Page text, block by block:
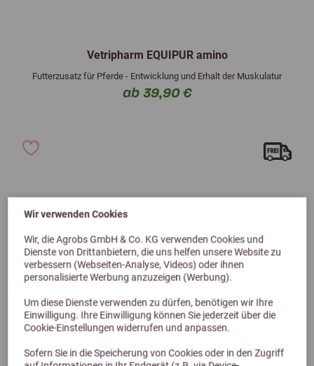
Wir verwenden Cookies
Wir, die Agrobs GmbH & Co. KG verwenden Cookies und
Dienste von Drittanbietern, die uns helfen unsere Website zu
verbessern (Webseiten-Analyse, Videos) oder ihnen
personalisierte Werbung anzuzeigen (Werbung).
Um diese Dienste verwenden zu dürfen, benötigen wir Ihre
Einwilligung. Ihre Einwilligung können Sie jederzeit über die
Cookie-Einstellungen widerrufen und anpassen.
Sofern Sie in die Speicherung von Cookies oder in den Zugriff
Vetripharm EQUIPUR amino
Futterzusatz für Pferde - Entwicklung und Erhalt der Muskulatur
ab 39,90 €